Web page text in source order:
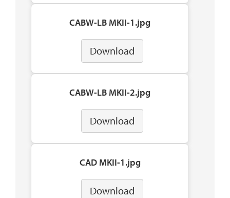
CABW-LB MKII-1.jpg
Download
CABW-LB MKII-2.jpg
Download
CAD MKII-1.jpg
Download